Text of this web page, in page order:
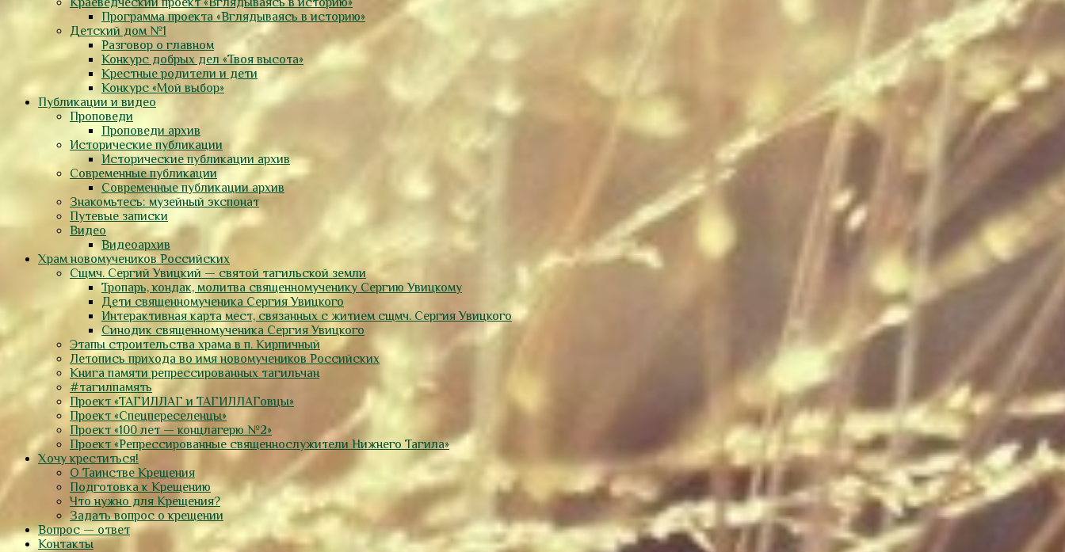
Программа проекта «Вглядываясь в историю»
Детский дом №1
Разговор о главном
Конкурс добрых дел «Твоя высота»
Крестные родители и дети
Конкурс «Мой выбор»
Публикации и видео
Проповеди
Проповеди архив
Исторические публикации
Исторические публикации архив
Современные публикации
Современные публикации архив
Знакомьтесь: музейный экспонат
Путевые записки
Видео
Видеоархив
Храм новомучеников Российских
Сщмч. Сергий Увицкий — святой тагильской земли
Тропарь, кондак, молитва священномученику Сергию Увицкому
Дети священномученика Сергия Увицкого
Интерактивная карта мест, связанных с житием сщмч. Сергия Увицкого
Синодик священномученика Сергия Увицкого
Этапы строительства храма в п. Кирпичный
Летопись прихода во имя новомучеников Российских
Книга памяти репрессированных тагильчан
#тагилпамять
Проект «ТАГИЛЛАГ и ТАГИЛЛАГовцы»
Проект «Спецпереселенцы»
Проект «100 лет — концлагерю №2»
Проект «Репрессированные священнослужители Нижнего Тагила»
Хочу креститься!
О Таинстве Крещения
Подготовка к Крещению
Что нужно для Крещения?
Задать вопрос о крещении
Вопрос — ответ
Контакты